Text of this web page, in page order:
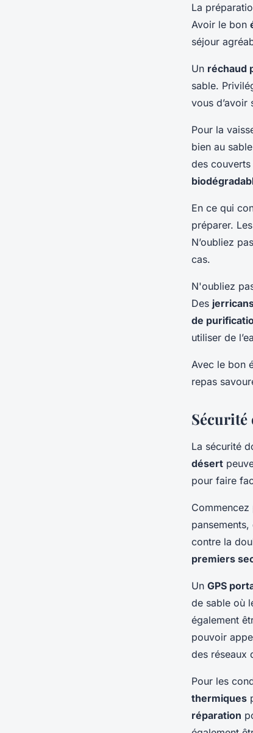
La
Avoir le bon
séjour
Un réchaud
sable.
vous d’avoir
Pour la
bien au
des
En ce qui
préparer. Les
N’oubliez
cas.
N'oubliez
Des
de
utiliser de
Avec le bon
repas
Sécurité
La sécurité
désert
pour faire
Commencez
contre la
premiers
Un GPS
de sable où
également
pouvoir
des réseaux
Pour les
thermiques
réparation